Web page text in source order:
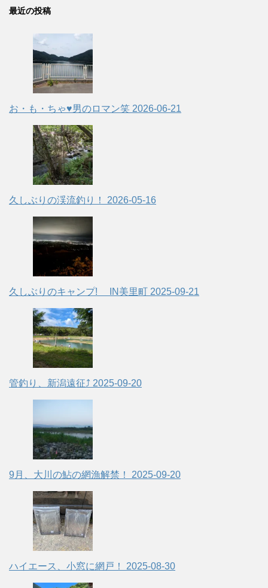
最近の投稿
お・も・ちゃ♥男のロマン笑 2026-06-21
久しぶりの渓流釣り！ 2026-05-16
久しぶりのキャンプ! IN美里町 2025-09-21
管釣り、新潟遠征⤴ 2025-09-20
9月、大川の鮎の網漁解禁！ 2025-09-20
ハイエース、小窓に網戸！ 2025-08-30